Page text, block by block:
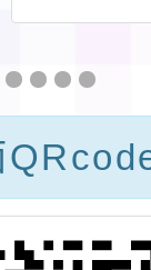
際少